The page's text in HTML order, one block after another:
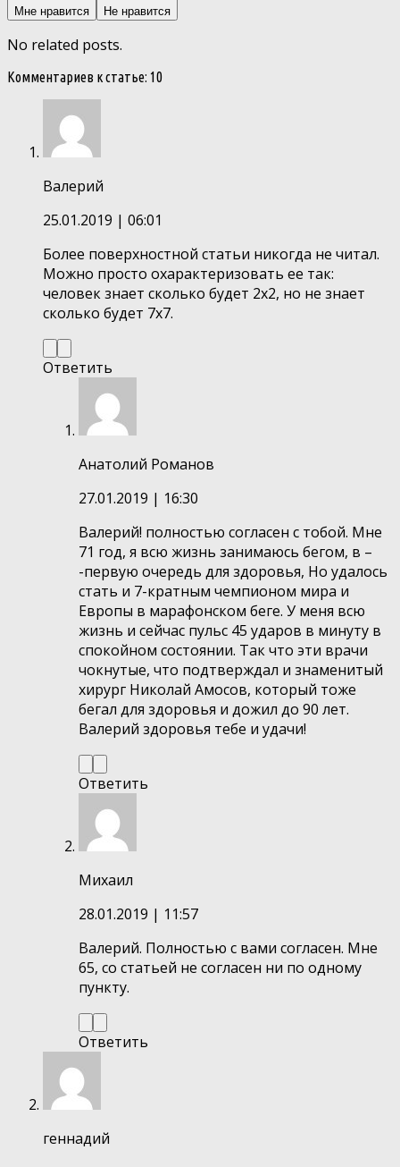
Мне нравится Не нравится
No related posts.
Комментариев к статье: 10
Валерий
25.01.2019 | 06:01
Более поверхностной статьи никогда не читал.
Можно просто охарактеризовать ее так:
человек знает сколько будет 2х2, но не знает
сколько будет 7х7.
Ответить
Анатолий Романов
27.01.2019 | 16:30
Валерий! полностью согласен с тобой. Мне
71 год, я всю жизнь занимаюсь бегом, в –
-первую очередь для здоровья, Но удалось
стать и 7-кратным чемпионом мира и
Европы в марафонском беге. У меня всю
жизнь и сейчас пульс 45 ударов в минуту в
спокойном состоянии. Так что эти врачи
чокнутые, что подтверждал и знаменитый
хирург Николай Амосов, который тоже
бегал для здоровья и дожил до 90 лет.
Валерий здоровья тебе и удачи!
Ответить
Михаил
28.01.2019 | 11:57
Валерий. Полностью с вами согласен. Мне
65, со статьей не согласен ни по одному
пункту.
Ответить
геннадий